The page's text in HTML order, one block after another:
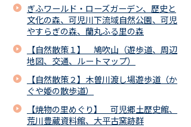
ぎふワールド・ローズガーデン、歴史と
文化の森、可児川下流域自然公園、可児
やすらぎの森、蘭丸ふる里の森
【自然散策１】 鳩吹山（遊歩道、周辺
地図、交通、ルートマップ）
【自然散策２】木曽川渡し場遊歩道（か
ぐや姫の散歩道）
【焼物の里めぐり】 可児郷土歴史館、
荒川豊蔵資料館、大平古窯跡群